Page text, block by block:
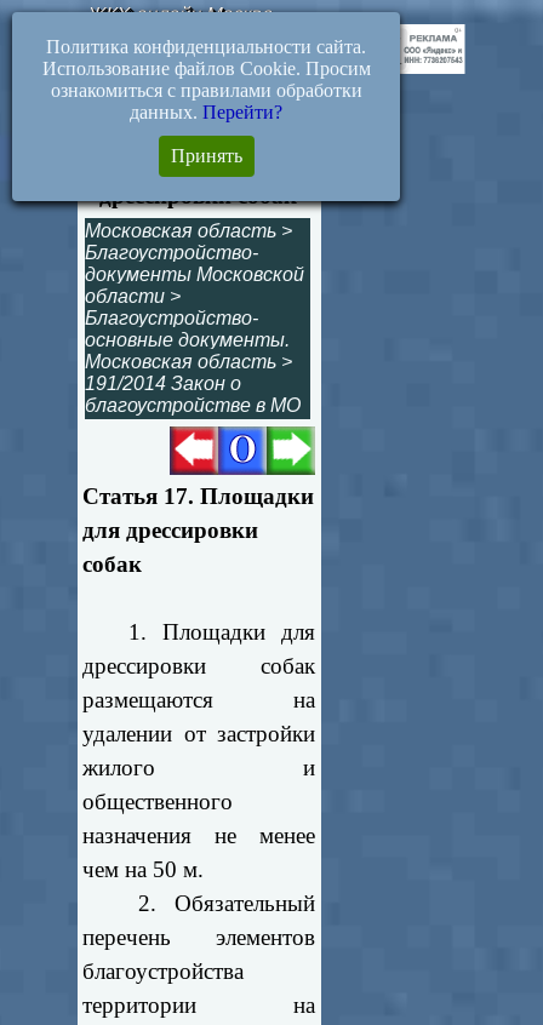
ЖКХ-онлайн.Москва
Статья 17.
Площадки для
дрессировки собак
Московская область >
Благоустройство-
документы Московской
области >
Благоустройство-
основные документы.
Московская область >
191/2014 Закон о
благоустройстве в МО
Статья 17. Площадки
для дрессировки
собак
1. Площадки для
дрессировки собак
размещаются на
удалении от застройки
жилого и
общественного
назначения не менее
чем на 50 м.
2. Обязательный
перечень элементов
благоустройства
территории на
Политика конфиденциальности сайта.
Использование файлов Cookie. Просим
ознакомиться с правилами обработки
данных. Перейти?
Принять